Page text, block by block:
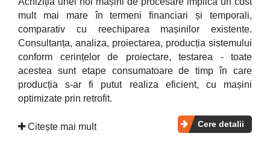
mult mai mare în termeni financiari și temporali,
comparativ cu reechiparea mașinilor existente.
Consultanța, analiza, proiectarea, producția sistemului
conform cerințelor de proiectare, testarea - toate
acestea sunt etape consumatoare de timp în care
producția s-ar fi putut realiza eficient, cu mașini
optimizate prin retrofit.
Citește mai mult Cere detalii